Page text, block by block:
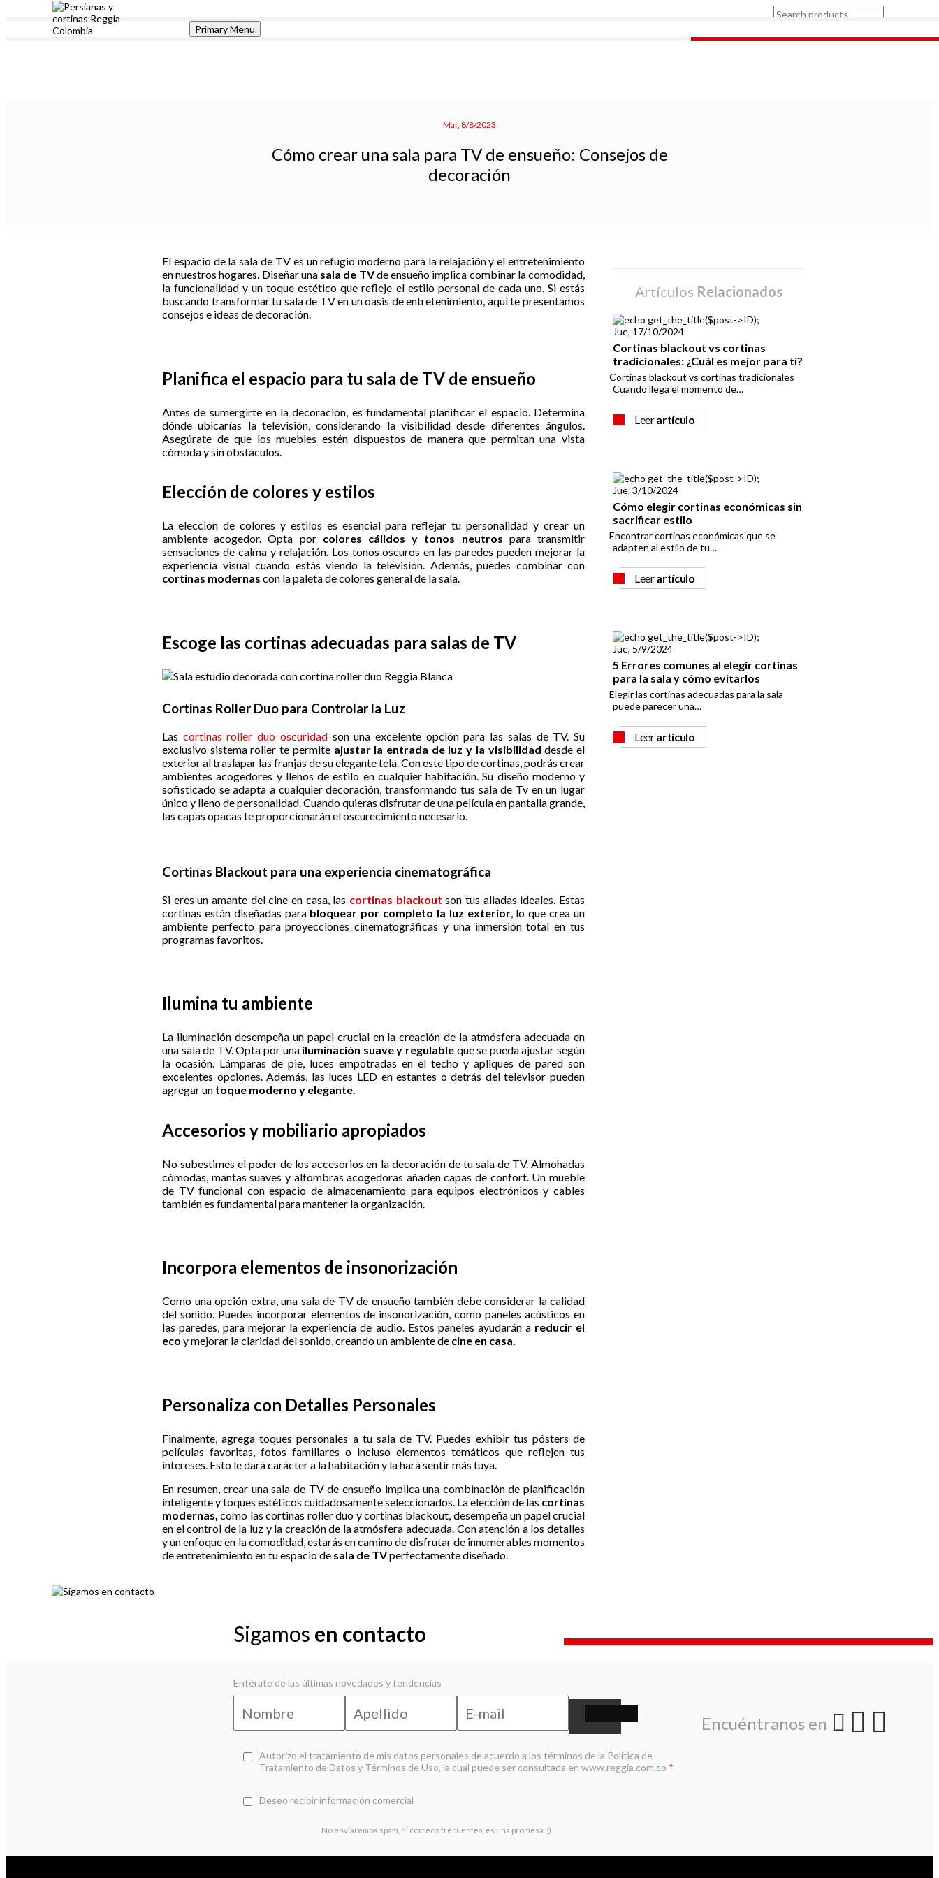
Search
Primary Menu
Mar, 8/8/2023
Cómo crear una sala para TV de ensueño: Consejos de
decoración
El espacio de la sala de TV es un refugio moderno para la relajación y el entretenimiento
en nuestros hogares. Diseñar una sala de TVde ensueño implica combinar la comodidad,
la funcionalidad y un toque estético que refleje el estilo personal de cada uno. Si estás
buscando transformar tu sala de TV en un oasis de entretenimiento, aquí te presentamos
consejos e ideas de decoración.
Planifica el espacio para tu sala de TV de ensueño
Antes de sumergirte en la decoración, es fundamental planificar el espacio. Determina
dónde ubicarías la televisión, considerando la visibilidad desde diferentes ángulos.
Asegúrate de que los muebles estén dispuestos de manera que permitan una vista
cómoda y sin obstáculos.
Elección de colores y estilos
La elección de colores y estilos es esencial para reflejar tu personalidad y crear un
ambiente acogedor. Opta por colores cálidos y tonos neutros para transmitir
sensaciones de calma y relajación. Los tonos oscuros en las paredes pueden mejorar la
experiencia visual cuando estás viendo la televisión. Además, puedes combinar con
cortinas modernas con la paleta de colores general de la sala.
Escoge las cortinas adecuadas para salas de TV
Cortinas Roller Duo para Controlar la Luz
Las cortinas roller duo oscuridadson una excelente opción para las salas de TV. Su
exclusivo sistema roller te permiteajustar la entrada de luz y la visibilidad desde el
exterior al traslapar las franjas de su elegante tela. Con este tipo de cortinas, podrás crear
ambientes acogedores y llenos de estilo en cualquier habitación. Su diseño moderno y
sofisticado se adapta a cualquier decoración, transformando tus sala de Tv en un lugar
único y lleno de personalidad. Cuando quieras disfrutar de una película en pantalla grande,
las capas opacas te proporcionarán el oscurecimiento necesario.
Cortinas Blackout para una experiencia cinematográfica
Si eres un amante del cine en casa, las cortinas blackout son tus aliadas ideales. Estas
cortinas están diseñadas parabloquear por completo la luz exterior, lo que crea un
ambiente perfecto para proyecciones cinematográficas y una inmersión total en tus
programas favoritos.
Ilumina tu ambiente
La iluminación desempeña un papel crucial en la creación de la atmósfera adecuada en
una sala de TV. Opta por unailuminación suave y regulable que se pueda ajustar según
la ocasión. Lámparas de pie, luces empotradas en el techo y apliques de pared son
excelentes opciones. Además, las luces LED en estantes o detrás del televisor pueden
agregar un toque moderno y elegante.
Accesorios y mobiliario apropiados
No subestimes el poder de los accesorios en la decoración de tu sala de TV. Almohadas
cómodas, mantas suaves y alfombras acogedoras añaden capas de confort. Un mueble
de TV funcional con espacio de almacenamiento para equipos electrónicos y cables
también es fundamental para mantener la organización.
Incorpora elementos de insonorización
Como una opción extra, una sala de TV de ensueño también debe considerar la calidad
del sonido. Puedes incorporar elementos de insonorización, como paneles acústicos en
las paredes, para mejorar la experiencia de audio. Estos paneles ayudarán a reducir el
eco y mejorar la claridad del sonido, creando un ambiente de cine en casa.
Personaliza con Detalles Personales
Finalmente, agrega toques personales a tu sala de TV. Puedes exhibir tus pósters de
películas favoritas, fotos familiares o incluso elementos temáticos que reflejen tus
intereses. Esto le dará carácter a la habitación y la hará sentir más tuya.
En resumen, crear una sala de TV de ensueño implica una combinación de planificación
inteligente y toques estéticos cuidadosamente seleccionados. La elección de las cortinas
modernas, como las cortinas roller duo y cortinas blackout, desempeña un papel crucial
en el control de la luz y la creación de la atmósfera adecuada. Con atención a los detalles
y un enfoque en la comodidad, estarás en camino de disfrutar de innumerables momentos
de entretenimiento en tu espacio de sala de TVperfectamente diseñado.
Artículos Relacionados
Jue, 17/10/2024
Cortinas blackout vs cortinas
tradicionales: ¿Cuál es mejor para ti?
Cortinas blackout vs cortinas tradicionales
Cuando llega el momento de…
Leerartículo
Jue, 3/10/2024
Cómo elegir cortinas económicas sin
sacrificar estilo
Encontrar cortinas económicas que se
adapten al estilo de tu…
Leerartículo
Jue, 5/9/2024
5 Errores comunes al elegir cortinas
para la sala y cómo evitarlos
Elegir las cortinas adecuadas para la sala
puede parecer una…
Leerartículo
Sigamos en contacto
Entérate de las últimas novedades y tendencias
Autorizo el tratamiento de mis datos personales de acuerdo a los términos de la Política de
Tratamiento de Datos y Términos de Uso, la cual puede ser consultada enwww.reggia.com.co *
Deseo recibir información comercial
No enviaremos spam, ni correos frecuentes, es una promesa. ;)
Encuéntranos en